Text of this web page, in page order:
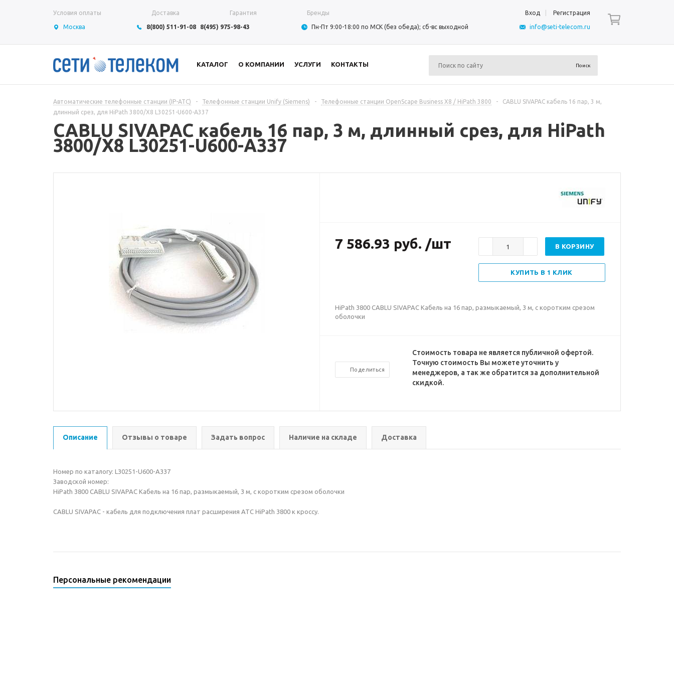
Условия оплаты Доставка Гарантия Бренды Вход Регистрация
Москва 8(800) 511-91-08 8(495) 975-98-43 Пн-Пт 9:00-18:00 по МСК (без обеда); сб-вс выходной info@seti-telecom.ru
КАТАЛОГ О КОМПАНИИ УСЛУГИ КОНТАКТЫ
Автоматические телефонные станции (IP-АТС) - Телефонные станции Unify (Siemens) - Телефонные станции OpenScape Business X8 / HiPath 3800 -
CABLU SIVAPAC кабель 16 пар, 3 м,
длинный срез, для HiPath 3800/X8 L30251-U600-A337
CABLU SIVAPAC кабель 16 пар, 3 м, длинный срез, для HiPath
3800/X8 L30251-U600-A337
7 586.93 руб. /шт В КОРЗИНУ
КУПИТЬ В 1 КЛИК
HiPath 3800 CABLU SIVAPAC Кабель на 16 пар, размыкаемый, 3 м, с коротким срезом
оболочки
Поделиться
Стоимость товара не является публичной офертой.
Точную стоимость Вы можете уточнить у
менеджеров, а так же обратится за дополнительной
скидкой.
Описание Отзывы о товаре Задать вопрос Наличие на складе Доставка
Номер по каталогу: L30251-U600-A337
Заводской номер:
HiPath 3800 CABLU SIVAPAC Кабель на 16 пар, размыкаемый, 3 м, с коротким срезом оболочки
CABLU SIVAPAC - кабель для подключения плат расширения АТС HiPath 3800 к кроссу.
Персональные рекомендации